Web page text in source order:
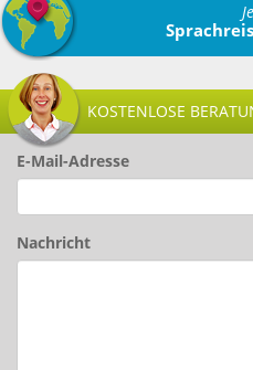
KOSTENLOSE
E-Mail-Adresse
Nachricht